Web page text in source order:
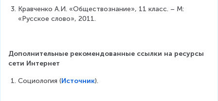
Кравченко А.И. «Обществознание», 11 класс. – М:
«Русское слово», 2011.
Дополнительные рекомендованные ссылки на ресурсы
сети Интернет
Социология (Источник).